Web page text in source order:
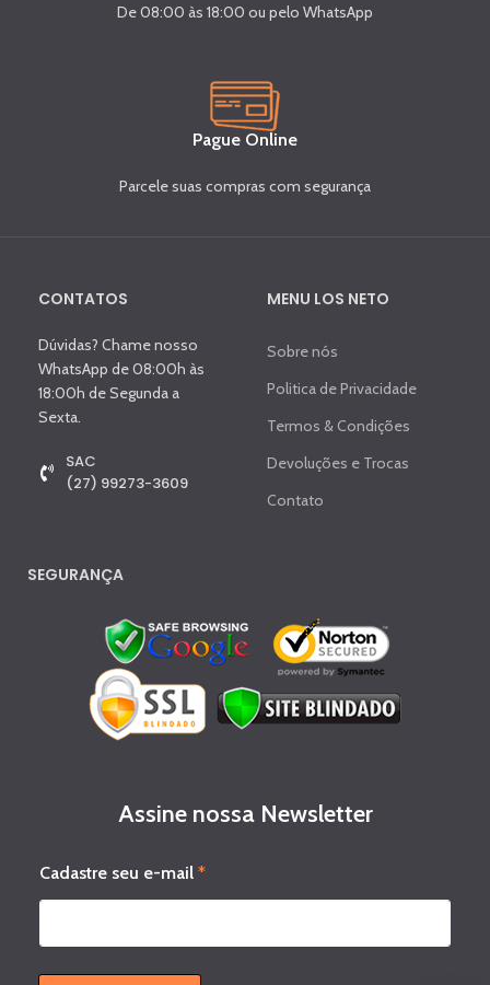
De 08:00 às 18:00 ou pelo WhatsApp
Pague Online
Parcele suas compras com segurança
CONTATOS
Dúvidas? Chame nosso
WhatsApp de 08:00h às
18:00h de Segunda a
Sexta.
SAC
(27) 99273-3609
MENU LOS NETO
Sobre nós
Politica de Privacidade
Termos & Condições
Devoluções e Trocas
Contato
SEGURANÇA
Assine nossa Newsletter
-
m
i
e
Cadastre seu e-mail*